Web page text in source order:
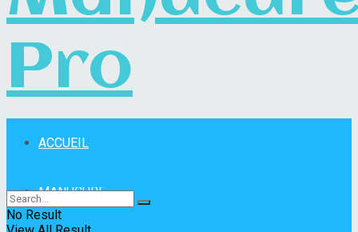
Pro
ACCUEIL
MANUCURE
No Result